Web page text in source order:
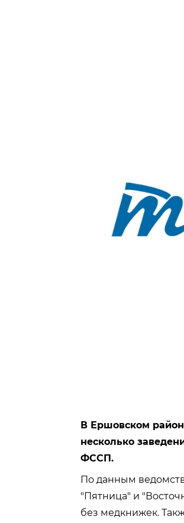
В Ершовском
несколько
ФССП.
По данным
"Пятница" и
без медкнижек.